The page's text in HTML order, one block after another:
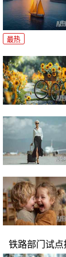
最热
铁路部门试